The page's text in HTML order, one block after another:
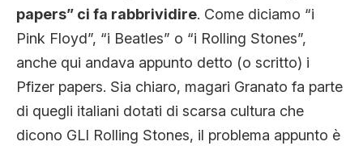
papers” ci fa rabbrividire. Come diciamo “i
Pink Floyd”, “i Beatles” o “i Rolling Stones”,
anche qui andava appunto detto (o scritto) i
Pfizer papers. Sia chiaro, magari Granato fa parte
di quegli italiani dotati di scarsa cultura che
dicono GLI Rolling Stones, il problema appunto è